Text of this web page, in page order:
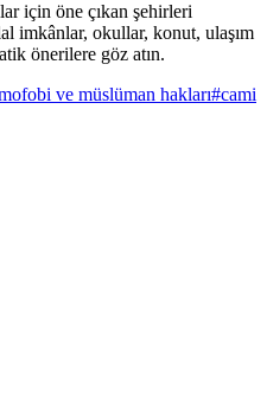
için öne çıkan şehirleri
imkânlar, okullar, konut, ulaşım
önerilere göz atın.
ve müslüman hakları#cami